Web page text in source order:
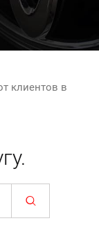
клиентов в